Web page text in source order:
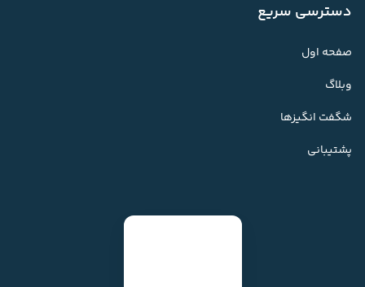
دسترسی سریع
صفحه اول
وبلاگ
شگفت انگیزها
پشتیبانی